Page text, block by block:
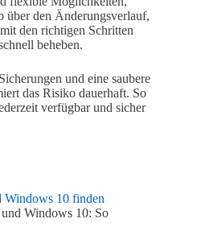
über den Änderungsverlauf,
den richtigen Schritten
beheben.
und eine saubere
das Risiko dauerhaft. So
verfügbar und sicher
Windows 10 finden
Windows 10: So